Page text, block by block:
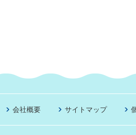
会社概要 サイトマップ